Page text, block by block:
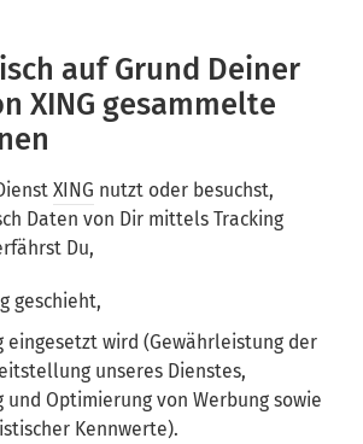
auf Grund Deiner
XING gesammelte
XING nutzt oder besuchst,
Daten von Dir mittels Tracking
Du,
geschieht,
eingesetzt wird (Gewährleistung der
unseres Dienstes,
und Optimierung von Werbung sowie
Kennwerte).